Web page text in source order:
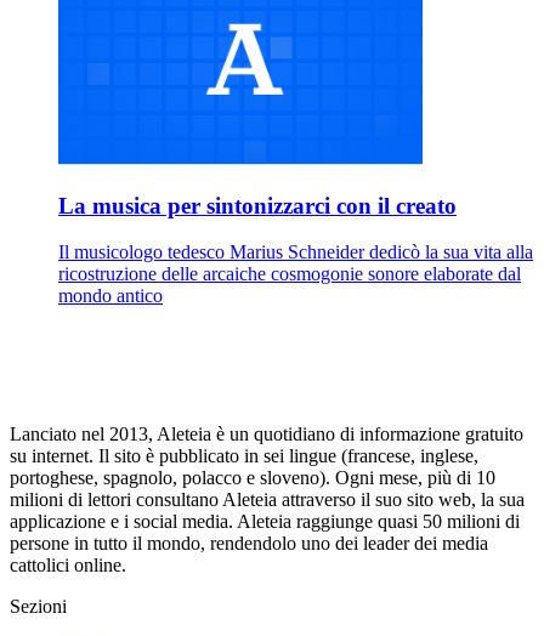
La musica per sintonizzarci con il creato
Il musicologo tedesco Marius Schneider dedicò la sua vita alla
ricostruzione delle arcaiche cosmogonie sonore elaborate dal
mondo antico
Lanciato nel 2013, Aleteia è un quotidiano di informazione gratuito
su internet. Il sito è pubblicato in sei lingue (francese, inglese,
portoghese, spagnolo, polacco e sloveno). Ogni mese, più di 10
milioni di lettori consultano Aleteia attraverso il suo sito web, la sua
applicazione e i social media. Aleteia raggiunge quasi 50 milioni di
persone in tutto il mondo, rendendolo uno dei leader dei media
cattolici online.
Sezioni